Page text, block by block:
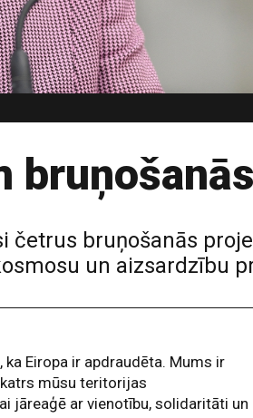
četrus bruņošanās
un aizsardzību
Eiropa ir apdraudēta. Mums ir
mūsu teritorijas
jāreaģē ar vienotību, solidaritāti un